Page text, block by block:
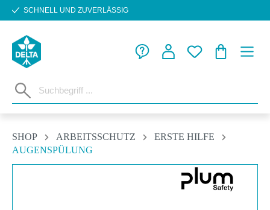
Zum Hauptinhalt springen
SCHNELL UND ZUVERLÄSSIG
SHOP ARBEITSSCHUTZ
ERSTE HILFE
AUGENSPÜLUNG